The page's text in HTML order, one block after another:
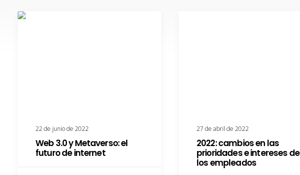
22 de junio de 2022
Web 3.0 y Metaverso: el
futuro de internet
27 de abril de 2022
2022: cambios en las
prioridades e intereses de
los empleados